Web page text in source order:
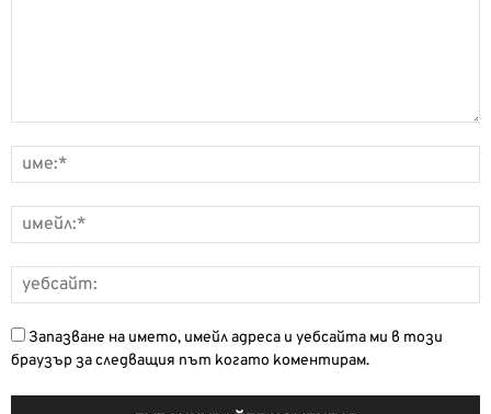
Запазване на името, имейл адреса и уебсайта ми в този
браузър за следващия път когато коментирам.